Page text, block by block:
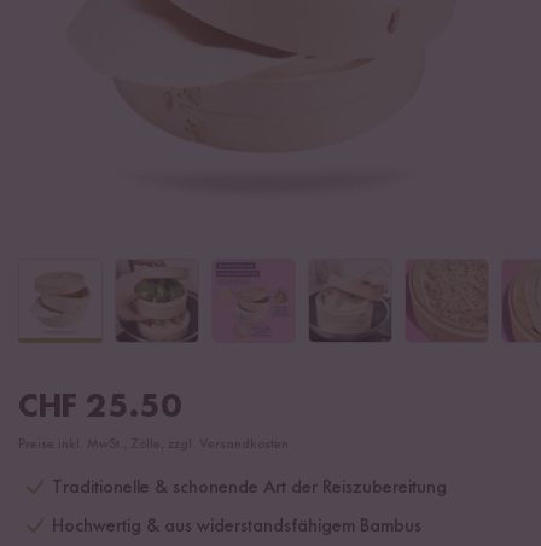
CHF 25.50
Traditionelle & schonende Art der Reiszubereitung
Hochwertig & aus widerstandsfähigem Bambus